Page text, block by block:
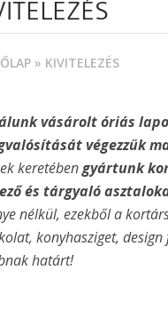
» KIVITELEZÉS
vásárolt óriás
végezzük
keretébengyártunk
és tárgyaló
nélkül, ezekből a
konyhasziget,
határt!